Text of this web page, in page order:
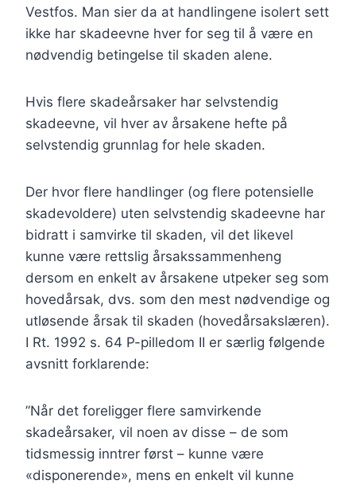
Vestfos. Man sier da at handlingene isolert sett
ikke har skadeevne hver for seg til å være en
nødvendig betingelse til skaden alene.
Hvis flere skadeårsaker har selvstendig
skadeevne, vil hver av årsakene hefte på
selvstendig grunnlag for hele skaden.
Der hvor flere handlinger (og flere potensielle
skadevoldere) uten selvstendig skadeevne har
bidratt i samvirke til skaden, vil det likevel
kunne være rettslig årsakssammenheng
dersom en enkelt av årsakene utpeker seg som
hovedårsak, dvs. som den mest nødvendige og
utløsende årsak til skaden (hovedårsakslæren).
I Rt. 1992 s. 64 P-pilledom II er særlig følgende
avsnitt forklarende:
”Når det foreligger flere samvirkende
skadeårsaker, vil noen av disse – de som
tidsmessig inntrer først – kunne være
«disponerende», mens en enkelt vil kunne